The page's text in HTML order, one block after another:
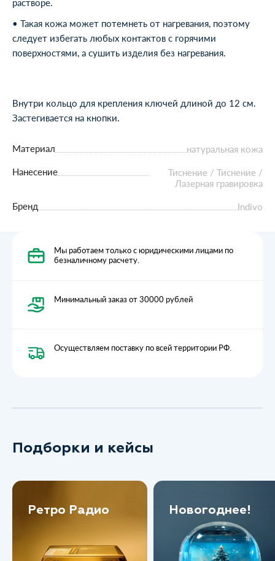
Мы работаем только с юридическими лицами по
безналичному расчету.
Минимальный заказ от 30000 рублей
Осуществляем поставку по всей территории РФ.
• Такая кожа может потемнеть от нагревания, поэтому
следует избегать любых контактов с горячими
поверхностями, а сушить изделия без нагревания.
Внутри кольцо для крепления ключей длиной до 12 см.
Застегивается на кнопки.
Материал
натуральная кожа
Нанесение
Тиснение / Тиснение /
Лазерная гравировка
Бренд
Indivo
Подборки и кейсы
Ретро Радио Новогоднее!